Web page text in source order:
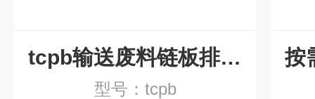
tcpb输送废料链板排屑机
型号：tcpb